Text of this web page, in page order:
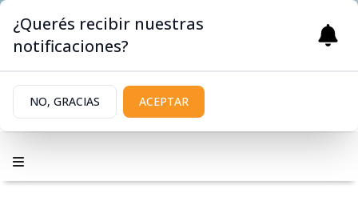
¿Querés recibir nuestras
notificaciones?
NO, GRACIAS ACEPTAR